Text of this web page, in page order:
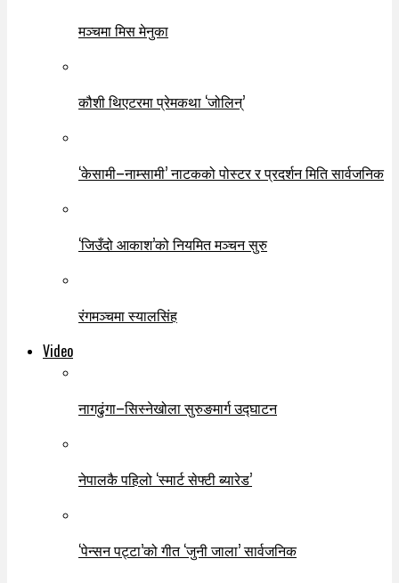
मञ्चमा मिस मेनुका
कौशी थिएटरमा प्रेमकथा ‘जोलिन्’
‘केसामी–नाम्सामी’ नाटकको पोस्टर र प्रदर्शन मिति सार्वजनिक
‘जिउँदो आकाश’को नियमित मञ्चन सुरु
रंगमञ्चमा स्यालसिंह
Video
नागढुंगा–सिस्नेखोला सुरुङमार्ग उद्घाटन
नेपालकै पहिलो ‘स्मार्ट सेफ्टी ब्यारेड’
‘पेन्सन पट्टा’को गीत ‘जुनी जाला’ सार्वजनिक